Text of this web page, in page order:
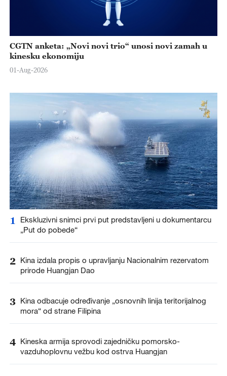
CGTN anketa: „Novi novi trio“ unosi novi zamah u
kinesku ekonomiju
01-Aug-2026
1
Ekskluzivni snimci prvi put predstavljeni u dokumentarcu
„Put do pobede“
2 Kina izdala propis o upravljanju Nacionalnim rezervatom
prirode Huangjan Dao
3 Kina odbacuje određivanje „osnovnih linija teritorijalnog
mora“ od strane Filipina
4 Kineska armija sprovodi zajedničku pomorsko-
vazduhoplovnu vežbu kod ostrva Huangjan